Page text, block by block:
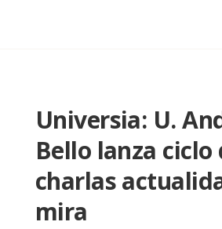
Universia: U.
Bello lanza ciclo
charlas
mira